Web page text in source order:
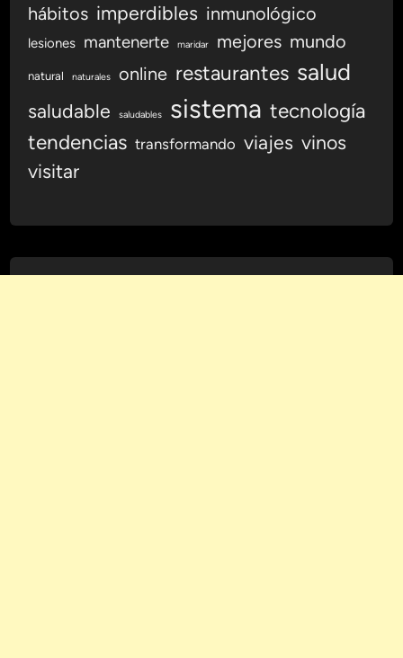
é
C
m
r
e
?
hábitos imperdibles inmunológico
lesiones mantenerte maridar mejores mundo
natural naturales online restaurantes salud
saludable saludables sistema tecnología
tendencias transformando viajes vinos
visitar